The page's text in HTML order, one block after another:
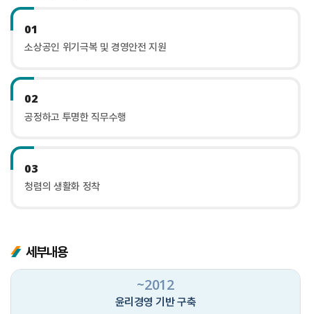
01
소상공인 위기극복 및 경영안전 지원
02
공정하고 투명한 직무수행
03
청렴의 생활화 정착
세부내용
~2012
윤리경영 기반 구축